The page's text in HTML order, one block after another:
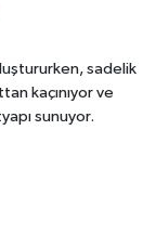
sadelik
kaçınıyor ve
sunuyor.